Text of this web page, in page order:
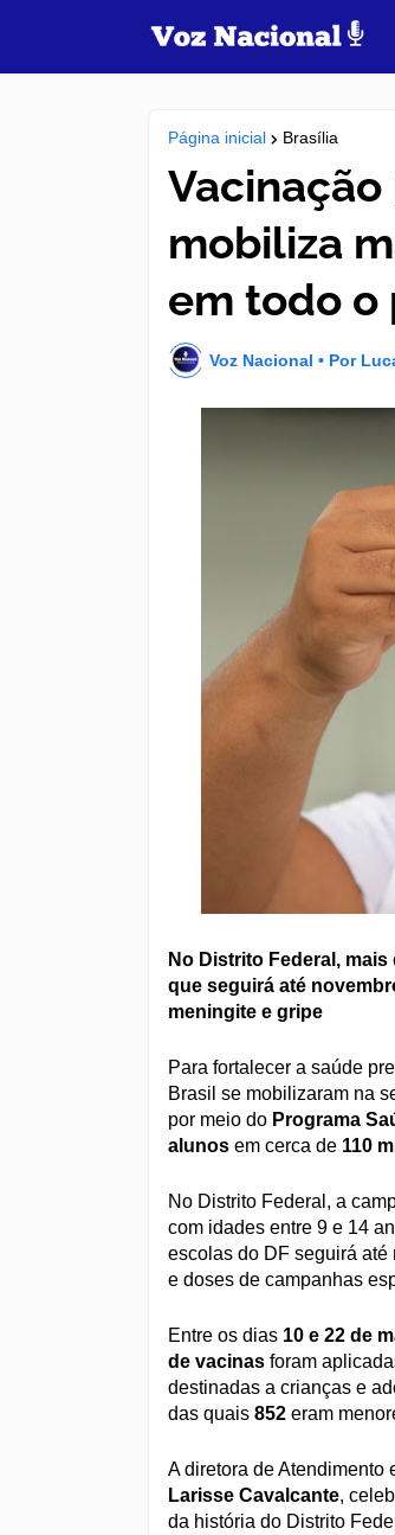
Página inicial Brasília
mobiliza
em todo o
Voz Nacional • Por
No Distrito Federal,
que seguirá até
meningite e gripe
Para fortalecer a saúde
Brasil se mobilizaram na
por meio do Programa
alunos em cerca de 110
No Distrito Federal, a
com idades entre 9 e 14
escolas do DF seguirá até
e doses de campanhas
Entre os dias 10 e 22 de
de vacinas foram
destinadas a crianças e
das quais 852 eram
A diretora de Atendimento
Larisse Cavalcante,
da história do Distrito